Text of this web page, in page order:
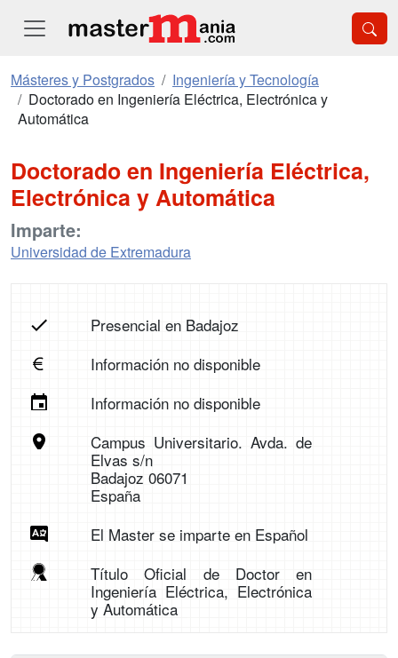
Másteres y Postgrados
Ingeniería y Tecnología
Doctorado en Ingeniería Eléctrica, Electrónica y
Automática
Doctorado en Ingeniería Eléctrica,
Electrónica y Automática
Imparte:
Universidad de Extremadura
Presencial en Badajoz
Información no disponible
Información no disponible
Campus Universitario. Avda. de
Elvas s/n
Badajoz 06071
España
El Master se imparte en Español
Título Oficial de Doctor en
Ingeniería Eléctrica, Electrónica
y Automática